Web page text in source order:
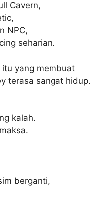
Cavern,
NPC,
seharian.
itu yang membuat
terasa sangat hidup.
kalah.
berganti,